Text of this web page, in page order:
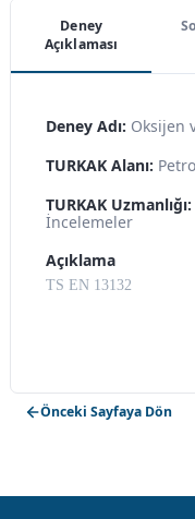
Deney
Açıklaması
Deney Adı: Oksijen
TURKAK Alanı:
TURKAK Uzmanlığı:
İncelemeler
Açıklama
TS EN 13132
Önceki Sayfaya Dön